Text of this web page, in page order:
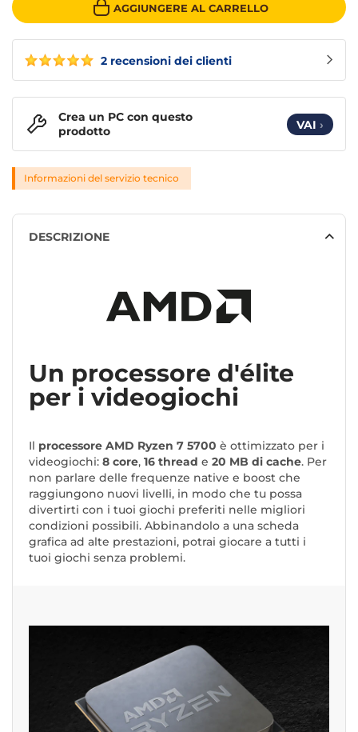
2 recensioni dei clienti
AGGIUNGERE AL CARRELLO
Crea un PC con questo
prodotto
VAI ›
Informazioni del servizio tecnico
DESCRIZIONE
Un processore d'élite
per i videogiochi
Il processore AMD Ryzen 7 5700 è ottimizzato per i
videogiochi: 8 core, 16 thread e 20 MB di cache. Per
non parlare delle frequenze native e boost che
raggiungono nuovi livelli, in modo che tu possa
divertirti con i tuoi giochi preferiti nelle migliori
condizioni possibili. Abbinandolo a una scheda
grafica ad alte prestazioni, potrai giocare a tutti i
tuoi giochi senza problemi.